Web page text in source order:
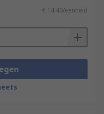
€ 14,40/eenheid